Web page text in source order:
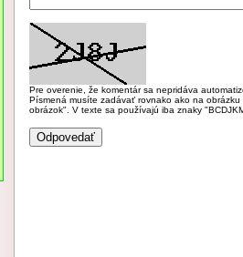
Pre overenie, že komentár sa nepridáva
Písmená musíte zadávať rovnako ako na
obrázok". V texte sa používajú iba znaky